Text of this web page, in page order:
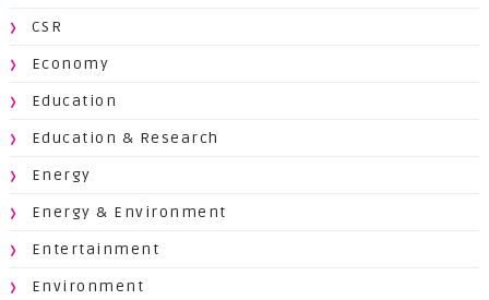
CSR
Economy
Education
Education & Research
Energy
Energy & Environment
Entertainment
Environment